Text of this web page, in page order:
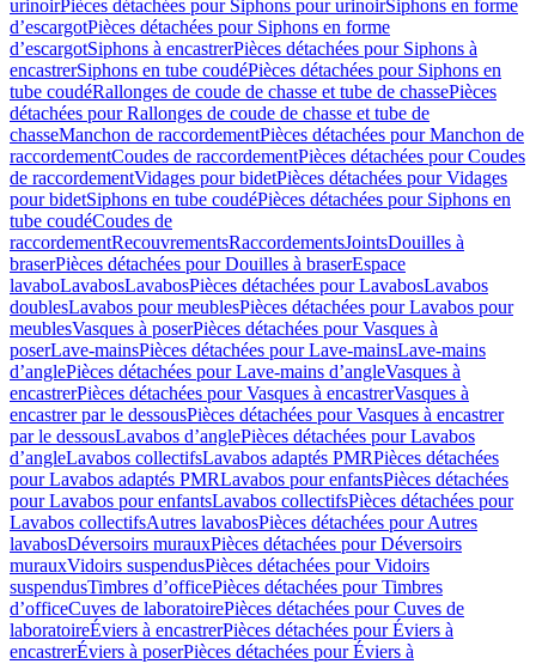
urinoirPièces détachées pour Siphons pour urinoirSiphons en forme
d’escargotPièces détachées pour Siphons en forme
d’escargotSiphons à encastrerPièces détachées pour Siphons à
encastrerSiphons en tube coudéPièces détachées pour Siphons en
tube coudéRallonges de coude de chasse et tube de chassePièces
détachées pour Rallonges de coude de chasse et tube de
chasseManchon de raccordementPièces détachées pour Manchon de
raccordementCoudes de raccordementPièces détachées pour Coudes
de raccordementVidages pour bidetPièces détachées pour Vidages
pour bidetSiphons en tube coudéPièces détachées pour Siphons en
tube coudéCoudes de
raccordementRecouvrementsRaccordementsJointsDouilles à
braserPièces détachées pour Douilles à braserEspace
lavaboLavabosLavabosPièces détachées pour LavabosLavabos
doublesLavabos pour meublesPièces détachées pour Lavabos pour
meublesVasques à poserPièces détachées pour Vasques à
poserLave-mainsPièces détachées pour Lave-mainsLave-mains
d’anglePièces détachées pour Lave-mains d’angleVasques à
encastrerPièces détachées pour Vasques à encastrerVasques à
encastrer par le dessousPièces détachées pour Vasques à encastrer
par le dessousLavabos d’anglePièces détachées pour Lavabos
d’angleLavabos collectifsLavabos adaptés PMRPièces détachées
pour Lavabos adaptés PMRLavabos pour enfantsPièces détachées
pour Lavabos pour enfantsLavabos collectifsPièces détachées pour
Lavabos collectifsAutres lavabosPièces détachées pour Autres
lavabosDéversoirs murauxPièces détachées pour Déversoirs
murauxVidoirs suspendusPièces détachées pour Vidoirs
suspendusTimbres dʼofficePièces détachées pour Timbres
dʼofficeCuves de laboratoirePièces détachées pour Cuves de
laboratoireÉviers à encastrerPièces détachées pour Éviers à
encastrerÉviers à poserPièces détachées pour Éviers à